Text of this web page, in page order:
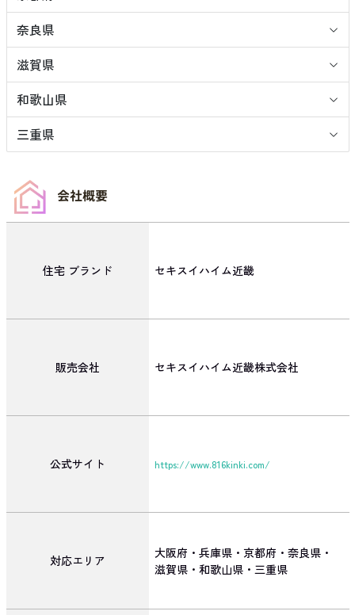
奈良県
滋賀県
和歌山県
三重県
会社概要
住宅 ブランド セキスイハイム近畿
販売会社 セキスイハイム近畿株式会社
公式サイト https://www.816kinki.com/
対応エリア
大阪府・兵庫県・京都府・奈良県・
滋賀県・和歌山県・三重県